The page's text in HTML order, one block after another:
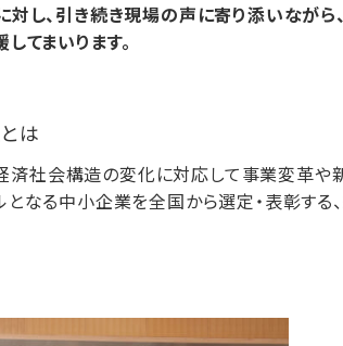
、引き続き現場の声に寄り添いながら
てまいります。
は
済社会構造の変化に対応して事業変革
なる中小企業を全国から選定・表彰する